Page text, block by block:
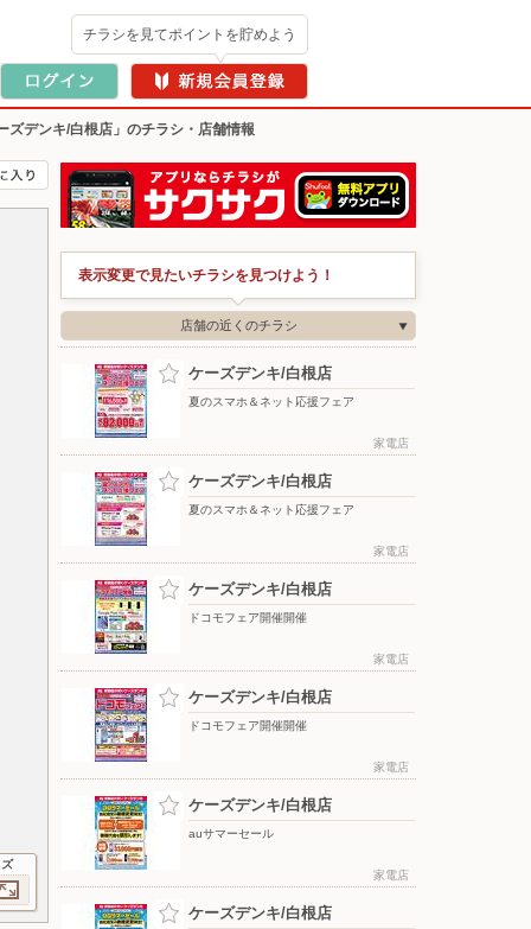
チラシを見てポイントを貯めよう
ズデンキ/白根店」のチラシ・店舗情報
表示変更で見たいチラシを見つけよう！
店舗の近くのチラシ
ケーズデンキ/白根店
夏のスマホ＆ネット応援フェア
家電店
ケーズデンキ/白根店
夏のスマホ＆ネット応援フェア
家電店
ケーズデンキ/白根店
ドコモフェア開催開催
家電店
ケーズデンキ/白根店
ドコモフェア開催開催
家電店
ケーズデンキ/白根店
auサマーセール
家電店
ケーズデンキ/白根店